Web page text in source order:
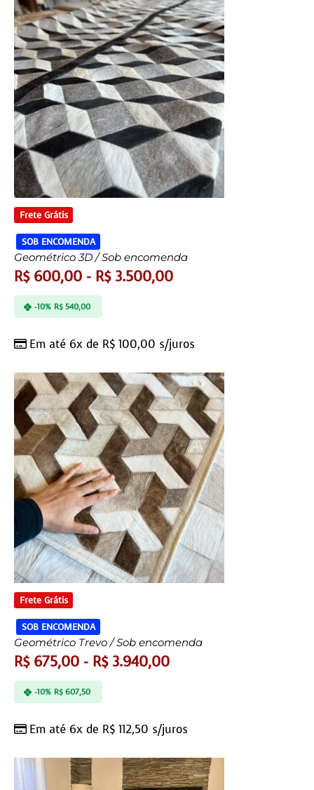
Frete Grátis
SOB ENCOMENDA
Geométrico 3D / Sob encomenda
R$600,00 - R$3.500,00
Em até 6x de R$ 100,00 s/juros
-10% R$540,00
Frete Grátis
SOB ENCOMENDA
Geométrico Trevo / Sob encomenda
R$675,00 - R$3.940,00
Em até 6x de R$ 112,50 s/juros
-10% R$607,50